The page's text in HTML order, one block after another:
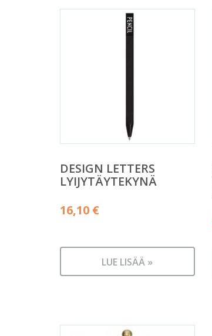
DESIGN LETTERS
LYIJYTÄYTEKYNÄ
16,10 €
LUE LISÄÄ »